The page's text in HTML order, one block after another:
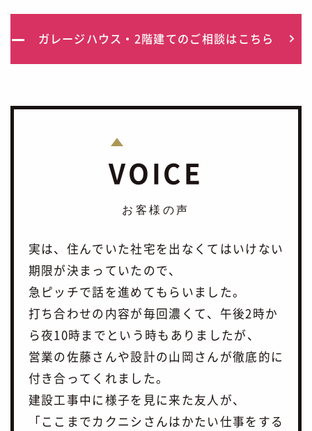
ガレージハウス 2階建てのご相談はこちら
VOICE
お客様の声
実は、住んでいた社宅を出なくてはいけない
期限が決まっていたので、
急ピッチで話を進めてもらいました。
打ち合わせの内容が毎回濃くて、午後2時か
ら夜10時までという時もありましたが、
営業の佐藤さんや設計の山岡さんが徹底的に
付き合ってくれました。
建設工事中に様子を見に来た友人が、
「ここまでカクニシさんはかたい仕事をする